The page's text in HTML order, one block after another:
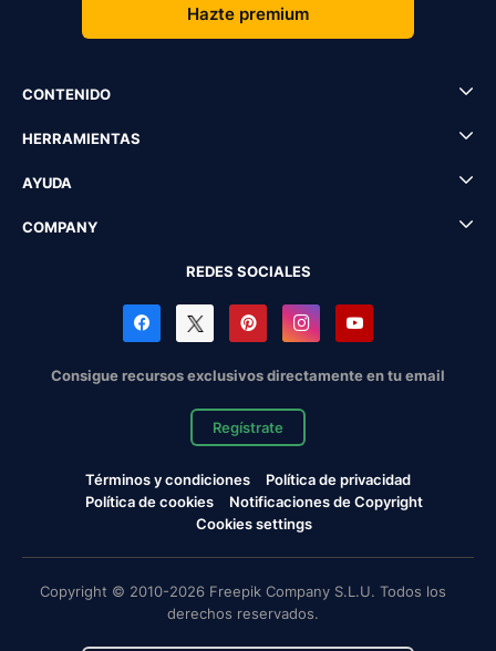
Hazte premium
CONTENIDO
HERRAMIENTAS
AYUDA
COMPANY
REDES SOCIALES
Consigue recursos exclusivos directamente en tu email
Regístrate
Términos y condiciones
Política de privacidad
Política de cookies
Notificaciones de Copyright
Cookies settings
Copyright © 2010-2026 Freepik Company S.L.U. Todos los
derechos reservados.